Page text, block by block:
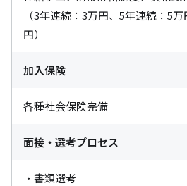
（3年連続：3万円、5年連続：5
円）
加入保険
各種社会保険完備
面接・選考プロセス
・書類選考